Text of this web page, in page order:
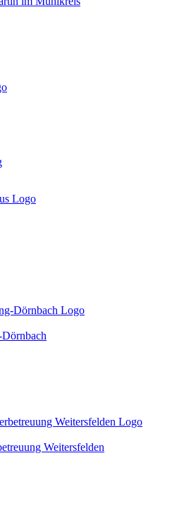
Weitersfelden